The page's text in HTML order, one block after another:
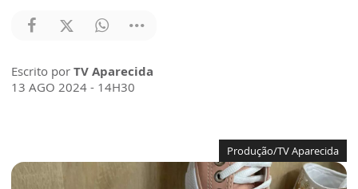
Escrito por TV Aparecida
13 AGO 2024 - 14H30
Produção/TV Aparecida